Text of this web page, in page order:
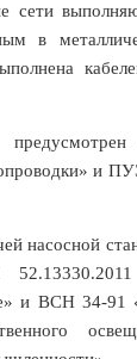
сети
в
и
насосной
и ВСН 34-91